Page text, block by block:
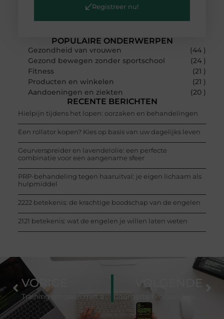
POPULAIRE ONDERWERPEN
Gezondheid van vrouwen
(44 )
Gezond bewegen zonder sportschool
(24 )
Fitness
(21 )
Producten en winkelen
(21 )
Aandoeningen en ziekten
(20 )
RECENTE BERICHTEN
Hielpijn tijdens het lopen: oorzaken en behandelingen
Een rollator kopen? Kies op basis van uw dagelijks leven
Geurverspreider en lavendelolie: een perfecte
combinatie voor een aangename sfeer
PRP-behandeling tegen haaruitval: je eigen lichaam als
hulpmiddel
2222 betekenis: de krachtige boodschap van de engelen
2121 betekenis: wat de engelen je willen laten weten
Registreer nu!
VORIGE
Training omgaan met agressie: antwoorden op veelgestelde vragen
VOLGENDE